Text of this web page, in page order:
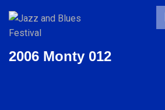
2006 Monty 012